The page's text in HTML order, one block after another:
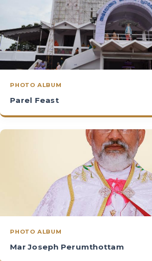
PHOTO ALBUM
Parel Feast
PHOTO ALBUM
Mar Joseph Perumthottam